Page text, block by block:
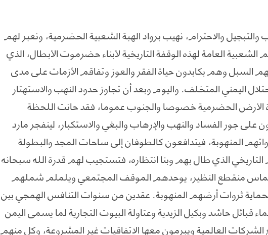
والتبجيل والاحترام، نهيب برواد الهبة الشعبية الحضرمية، ونعبر لهم
العامة لهذه الوقفة التاريخية لأبناء حضرموت الأبطال، الذي
وهم بكابدون حياة الفقر والعوز وتفاقم الأزمات على مدى
اليمني المتخلف. واليوم وبعد أن تجاوز حدود النهب والاستهتار
الأرض الحضرمية خصوصا والجنوب عموما، فقد حانت اللحظة
على جور الفساد والنهب والإرهاب والبغي والاستكبار، لينفجر مارد
المنهوبة، فيتدافعون كالطوفان إلى ساحات المجد والبطولة
الذي طال بهم وبنا انتظاره، فتستجيب لهم قدرة الله سبحانه
بحماس منقطع النظير، يوحدهم الموقف المجتمعي ويلملم شملهم
ثروات أرضهم المنهوبة. عقدين من سنوات التنافس الهمجي بين
قبائل حاشد وبكيل الزيدية وعتاولة البيوت التجارية لما يسمى اليمن
العالمية ويبرمون معها الاتفاقيات غير المشروعة، وكل منهم